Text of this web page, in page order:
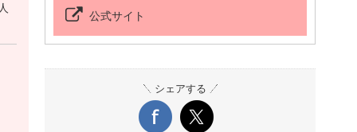
公式サイト
シェアする